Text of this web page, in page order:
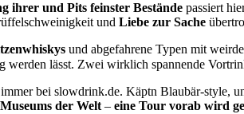
ihrer und Pits feinster Bestände passiert
und Liebe zur Sache
und abgefahrene Typen mit
werden lässt. Zwei wirklich spannende
bei slowdrink.de. Käptn Blaubär-style,
der Welt– eine Tour vorab wird